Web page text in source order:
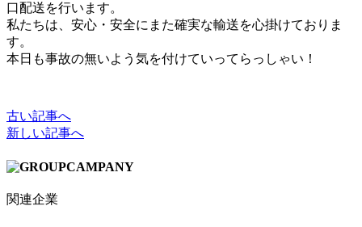
口配送を行います。
私たちは、安心・安全にまた確実な輸送を心掛けておりま
す。
本日も事故の無いよう気を付けていってらっしゃい！
古い記事へ
新しい記事へ
関連企業